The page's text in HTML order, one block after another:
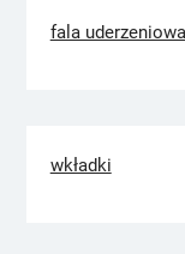
fala uderzeniowa
wkładki